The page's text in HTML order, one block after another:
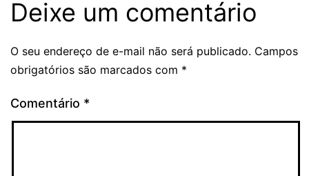
Deixe um comentário
O seu endereço de e-mail não será publicado. Campos
obrigatórios são marcados com *
Comentário *